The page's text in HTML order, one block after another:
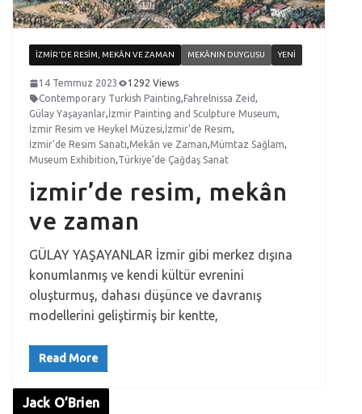
İZMIR'DE RESIM, MEKÂN VE ZAMAN MEKÂNIN DUYGUSU YENI
14 Temmuz 2023
1292 Views
Contemporary Turkish Painting, Fahrelnissa Zeid,
Gülay Yaşayanlar,İzmir Painting and Sculpture Museum,
İzmir Resim ve Heykel Müzesi,İzmir'de Resim,
İzmir'de Resim Sanatı,Mekân ve Zaman,Mümtaz Sağlam,
Museum Exhibition,Türkiye’de Çağdaş Sanat
izmir’de resim, mekân
ve zaman
GÜLAY YAŞAYANLAR İzmir gibi merkez dışına
konumlanmış ve kendi kültür evrenini
oluşturmuş, dahası düşünce ve davranış
modellerini geliştirmiş bir kentte,
Read More
Jack O’Brien